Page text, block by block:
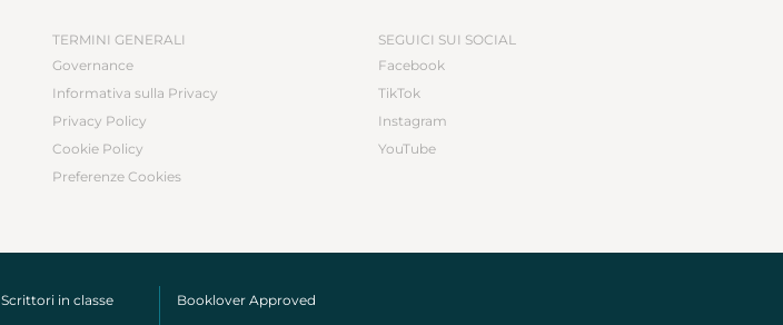
TERMINI GENERALI
Governance
Informativa sulla Privacy
Privacy Policy
Cookie Policy
Preferenze Cookies
SEGUICI SUI SOCIAL
Facebook
TikTok
Instagram
YouTube
Scrittori in classe Booklover Approved